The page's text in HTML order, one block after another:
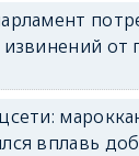
от
вплавь